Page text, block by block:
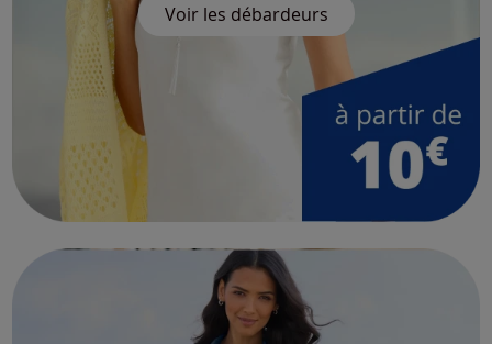
Voir les débardeurs